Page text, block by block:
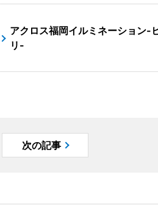
アクロス福岡イルミネーション-
リ-
次の記事